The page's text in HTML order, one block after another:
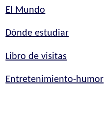
El Mundo
Dónde estudiar
Libro de visitas
Entretenimiento-humor